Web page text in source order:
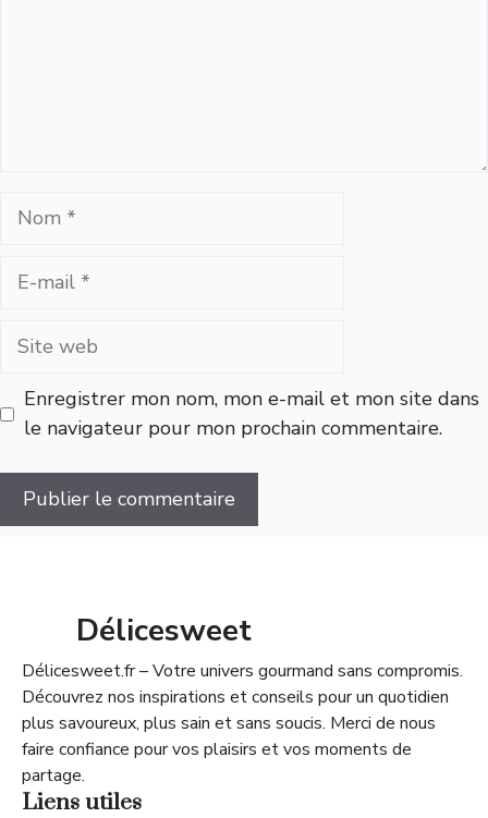
Nom
Site
Enregistrer mon nom, mon e-mail et mon site dans
le navigateur pour mon prochain commentaire.
Délicesweet
Délicesweet.fr – Votre univers gourmand sans compromis.
Découvrez nos inspirations et conseils pour un quotidien
plus savoureux, plus sain et sans soucis. Merci de nous
faire confiance pour vos plaisirs et vos moments de
partage.
Liens utiles